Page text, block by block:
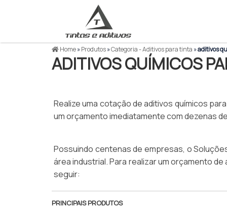
Home»Produtos»Categoria - Aditivos para tinta »aditivos
ADITIVOS QUÍMICOS
Realize uma cotação de aditivos químicos
um orçamento imediatamente com dezenas
Possuindo centenas de empresas, o
área industrial. Para realizar um orçamento
seguir:
PRINCIPAIS PRODUTOS